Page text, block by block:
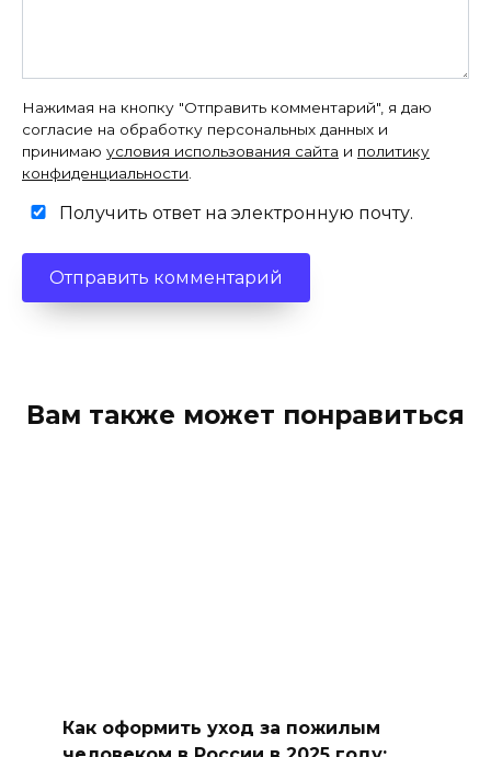
Нажимая на кнопку "Отправить комментарий", я даю
согласие на обработку персональных данных и
принимаю условия использования сайта и политику
конфиденциальности
Получить ответ на электронную почту.
Вам также может понравиться
Как оформить уход за пожилым